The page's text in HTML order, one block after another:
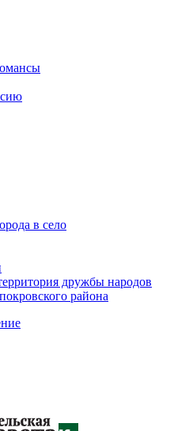
в село
дружбы народов
района